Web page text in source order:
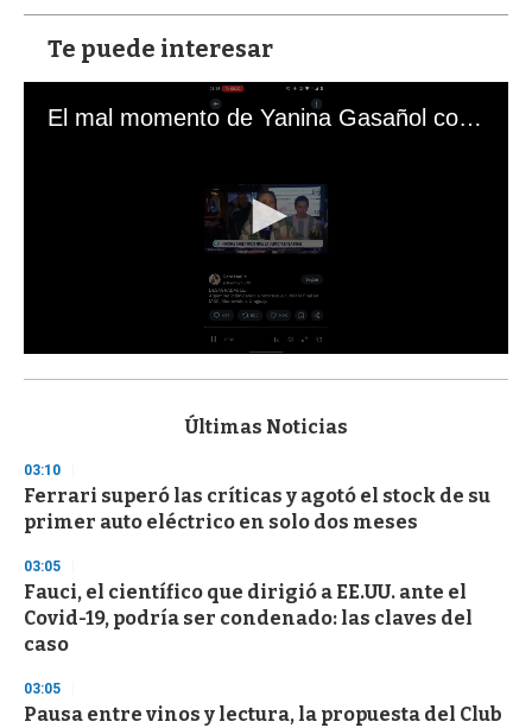
Te puede interesar
El mal momento de Yanina Gasañol con un hincha argentino en "Subrayado"
s
d
s
o
f
3
s
e
c
o
d
s
Últimas Noticias
03:10
Ferrari superó las críticas y agotó el stock de su
primer auto eléctrico en solo dos meses
03:05
Fauci, el científico que dirigió a EE.UU. ante el
Covid-19, podría ser condenado: las claves del
caso
03:05
Pausa entre vinos y lectura, la propuesta del Club